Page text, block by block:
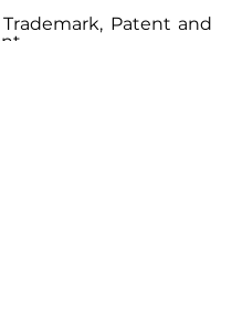
Patent and